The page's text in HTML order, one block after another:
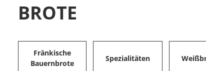
BROTE
Fränkische
Bauernbrote
Spezialitäten Weißbrote